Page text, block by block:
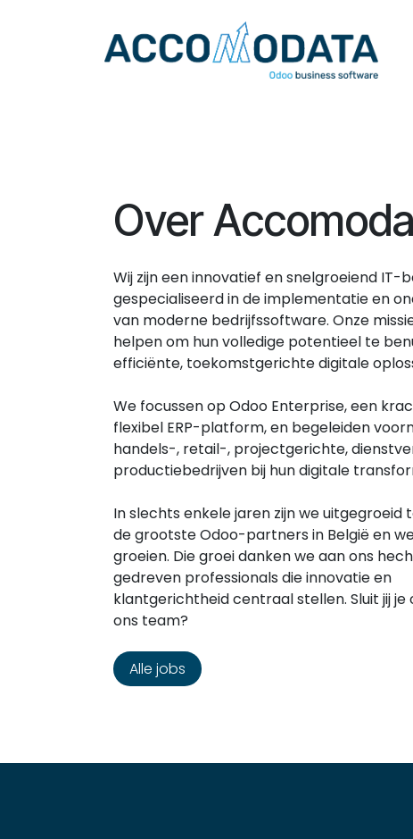
Over
Wij zijn een innovatief en snelgroeiend IT-
gespecialiseerd in de implementatie en
van moderne bedrijfssoftware. Onze
helpen om hun volledige potentieel te
efficiënte, toekomstgerichte digitale
We focussen op Odoo Enterprise, een
flexibel ERP-platform, en begeleiden
handels-, retail-, projectgerichte,
productiebedrijven bij hun digitale
In slechts enkele jaren zijn we uitgegroeid
de grootste Odoo-partners in België en
groeien. Die groei danken we aan ons
gedreven professionals die innovatie en
klantgerichtheid centraal stellen. Sluit jij je
ons team?
Alle jobs